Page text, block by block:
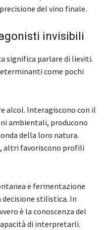
del vino finale.
invisibili
significa parlare di lieviti.
come pochi
alcol. Interagiscono con il
ambientali, producono
della loro natura.
altri favoriscono profili
e fermentazione
decisione stilistica. In
è la conoscenza del
di interpretarli.